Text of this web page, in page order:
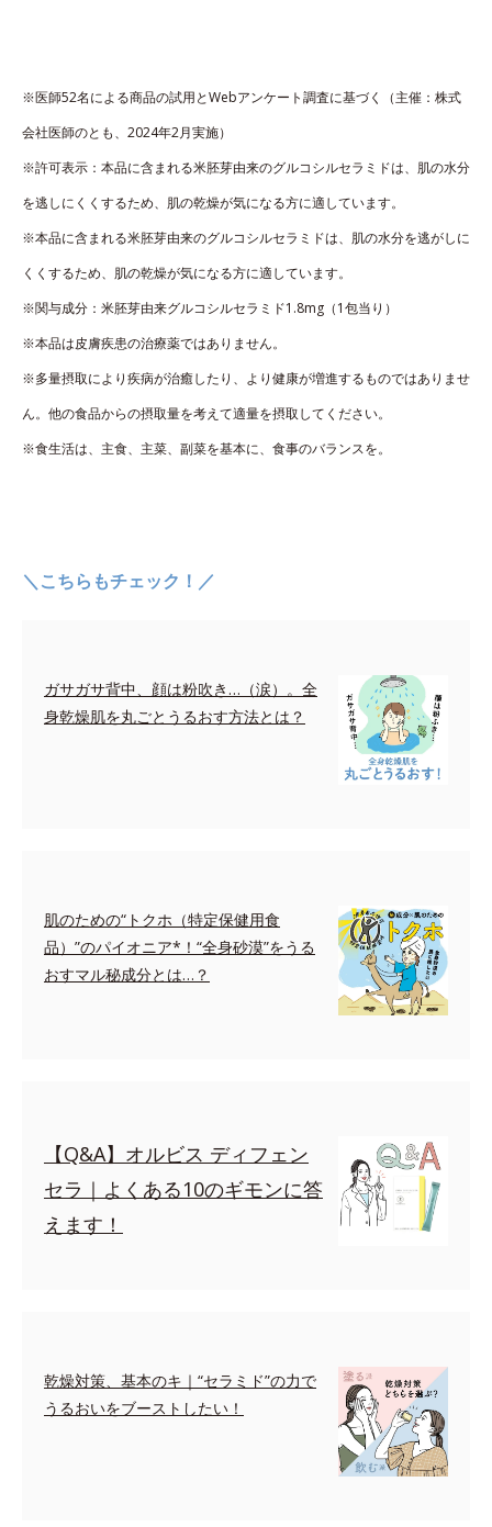
※医師52名による商品の試用とWebアンケート調査に基づく（主催：株式
会社医師のとも、2024年2月実施）
※許可表示：本品に含まれる米胚芽由来のグルコシルセラミドは、肌の水分
を逃しにくくするため、肌の乾燥が気になる方に適しています。
※本品に含まれる米胚芽由来のグルコシルセラミドは、肌の水分を逃がしに
くくするため、肌の乾燥が気になる方に適しています。
※関与成分：米胚芽由来グルコシルセラミド1.8mg（1包当り）
※本品は皮膚疾患の治療薬ではありません。
※多量摂取により疾病が治癒したり、より健康が増進するものではありませ
ん。他の食品からの摂取量を考えて適量を摂取してください。
※食生活は、主食、主菜、副菜を基本に、食事のバランスを。
＼こちらもチェック！／
ガサガサ背中、顔は粉吹き…（涙）。全
身乾燥肌を丸ごとうるおす方法とは？
肌のための“トクホ（特定保健用食
品）”のパイオニア*！“全身砂漠”をうる
おすマル秘成分とは…？
【Q&A】オルビス ディフェン
セラ｜よくある10のギモンに答
えます！
乾燥対策、基本のキ｜“セラミド”の力で
うるおいをブーストしたい！